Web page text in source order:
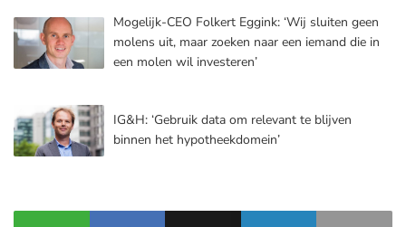
Mogelijk-CEO Folkert Eggink: ‘Wij sluiten geen
molens uit, maar zoeken naar een iemand die in
een molen wil investeren’
IG&H: ‘Gebruik data om relevant te blijven
binnen het hypotheekdomein’